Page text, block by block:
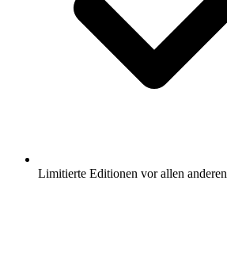
Limitierte Editionen vor allen anderen